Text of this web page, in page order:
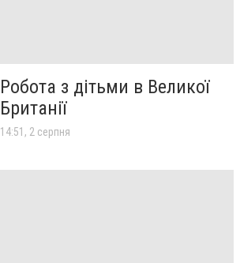
Робота з дітьми в Великої
Британії
14:51, 2 серпня